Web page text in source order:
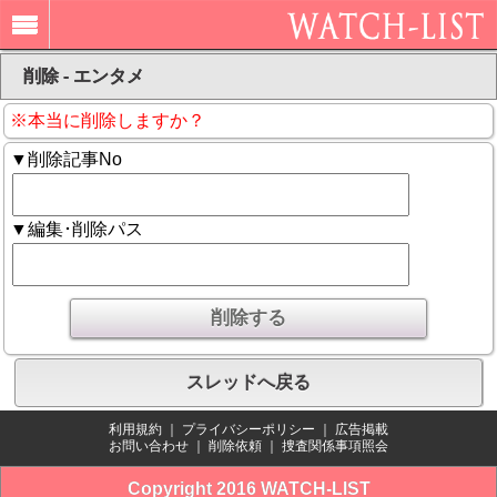
削除 - エンタメ
※本当に削除しますか？
▼削除記事No
▼編集･削除パス
スレッドへ戻る
利用規約 プライバシーポリシー
広告掲載
お問い合わせ
削除依頼 捜査関係事項照会
Copyright 2016 WATCH-LIST